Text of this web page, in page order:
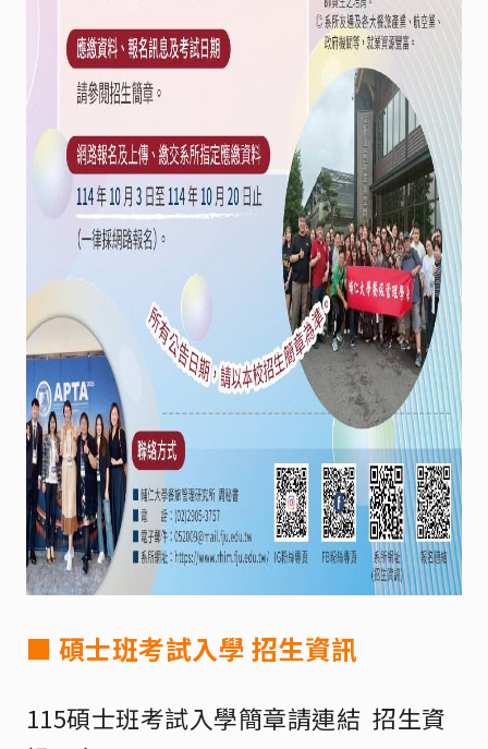
■ 碩士班考試入學 招生資訊
115碩士班考試入學簡章請連結招生資